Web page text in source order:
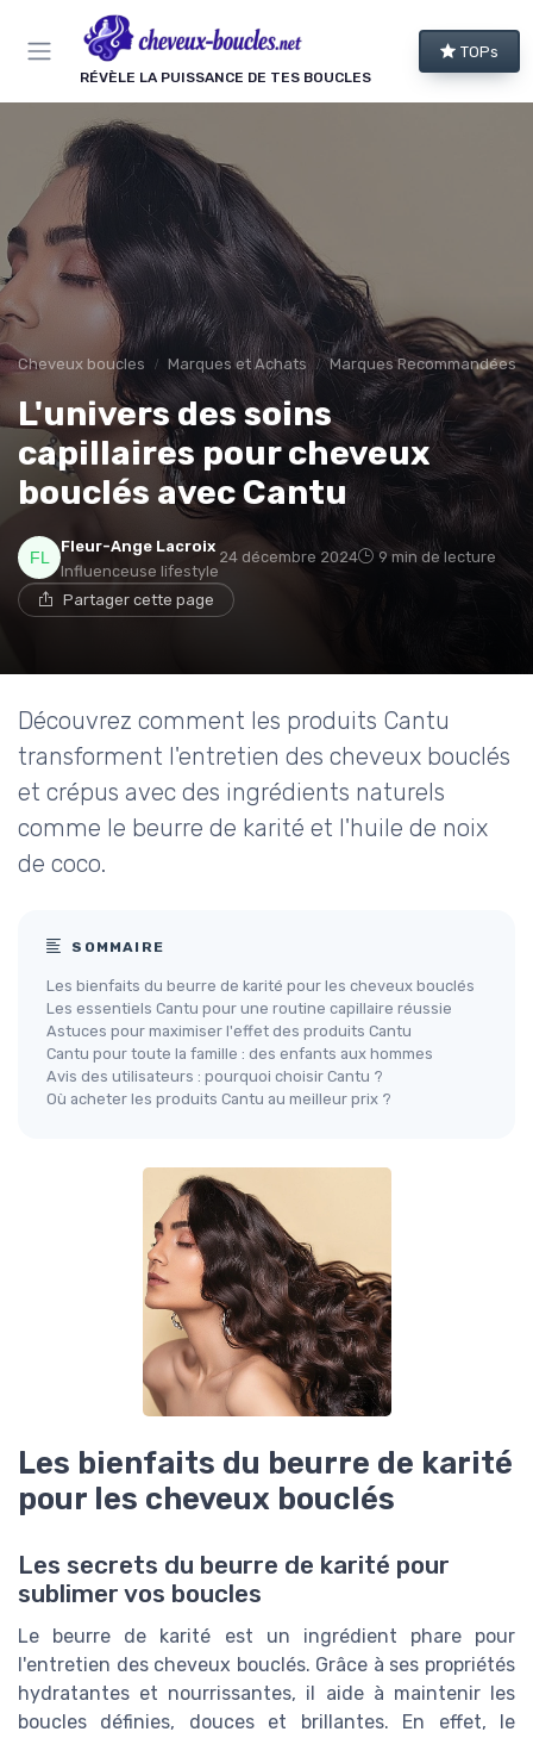
RÉVÈLE LA PUISSANCE DE TES BOUCLES
TOPs
Cheveux boucles Marques et Achats Marques Recommandées
L'univers des soins
capillaires pour cheveux
bouclés avec Cantu
Fleur-Ange Lacroix
Influenceuse lifestyle
24 décembre 2024 9 min de lecture
Partager cette page
Découvrez comment les produits Cantu
transforment l'entretien des cheveux bouclés
et crépus avec des ingrédients naturels
comme le beurre de karité et l'huile de noix
de coco.
SOMMAIRE
Les bienfaits du beurre de karité pour les cheveux bouclés
Les essentiels Cantu pour une routine capillaire réussie
Astuces pour maximiser l'effet des produits Cantu
Cantu pour toute la famille : des enfants aux hommes
Avis des utilisateurs : pourquoi choisir Cantu ?
Où acheter les produits Cantu au meilleur prix ?
Les bienfaits du beurre de karité
pour les cheveux bouclés
Les secrets du beurre de karité pour
sublimer vos boucles
Le beurre de karité est un ingrédient phare pour
l'entretien des cheveux bouclés. Grâce à ses propriétés
hydratantes et nourrissantes, il aide à maintenir les
boucles définies, douces et brillantes. En effet, le
Panneau de gestion des cookies